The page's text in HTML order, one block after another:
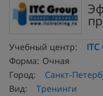
Учебный центр:
Форма: Очная
Город:
Санкт-
Вид:
Тренинги